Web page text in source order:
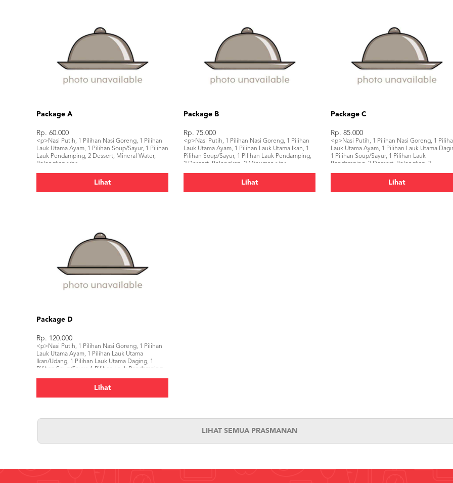
Package A
Rp. 60.000
<p>Nasi Putih, 1 Pilihan Nasi Goreng, 1 Pilihan
Lauk Utama Ayam, 1 Pilihan Soup/Sayur, 1 Pilihan
Lauk Pendamping, 2 Dessert, Mineral Water,
Pelengkap</p>
Lihat
Package B
Rp. 75.000
<p>Nasi Putih, 1 Pilihan Nasi Goreng, 1 Pilihan
Lauk Utama Ayam, 1 Pilihan Lauk Utama Ikan, 1
Pilihan Soup/Sayur, 1 Pilihan Lauk Pendamping,
2 Dessert, Pelengkap, 2 Minuman</p>
Lihat
Package C
Rp. 85.000
<p>Nasi Putih, 1 Pilihan Nasi Goreng, 1
Lauk Utama Ayam, 1 Pilihan Lauk Utama
1 Pilihan Soup/Sayur, 1 Pilihan Lauk
Pendamping, 2 Dessert, Pelengkap, 2
Lihat
Package D
Rp. 120.000
<p>Nasi Putih, 1 Pilihan Nasi Goreng, 1 Pilihan
Lauk Utama Ayam, 1 Pilihan Lauk Utama
Ikan/Udang, 1 Pilihan Lauk Utama Daging, 1
Pilihan Soup/Sayur, 1 Pilihan Lauk Pendamping,
Lihat
LIHAT SEMUA PRASMANAN